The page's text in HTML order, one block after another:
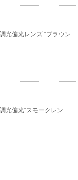
光偏光レンズ “ブラウン
光偏光“スモークレン